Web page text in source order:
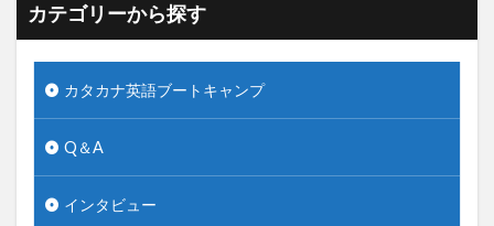
カテゴリーから探す
カタカナ英語ブートキャンプ
Q＆A
インタビュー